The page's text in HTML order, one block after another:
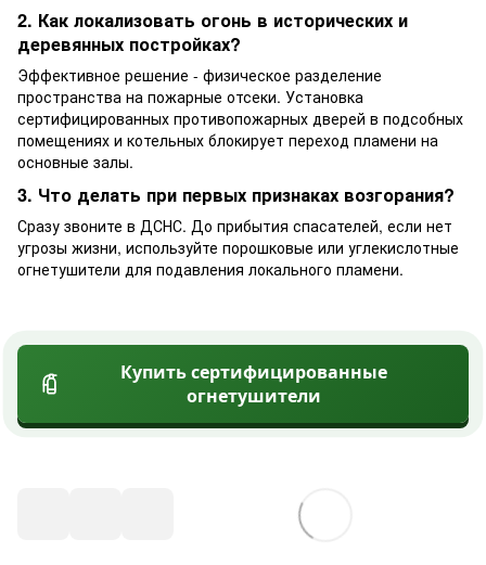
2. Как локализовать огонь в исторических и
деревянных постройках?
Эффективное решение - физическое разделение
пространства на пожарные отсеки. Установка
сертифицированных противопожарных дверей в подсобных
помещениях и котельных блокирует переход пламени на
основные залы.
3. Что делать при первых признаках возгорания?
Сразу звоните в ДСНС. До прибытия спасателей, если нет
угрозы жизни, используйте порошковые или углекислотные
огнетушители для подавления локального пламени.
Купить сертифицированные
огнетушители